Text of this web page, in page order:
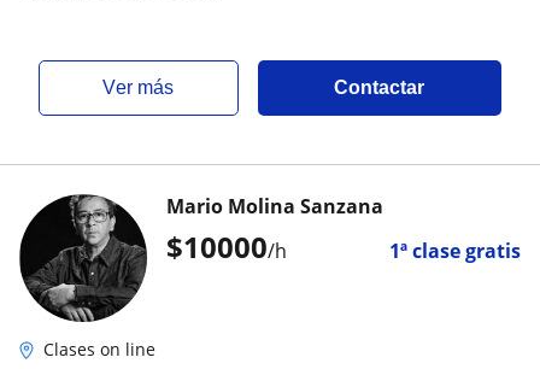
ver más Contactar
$10000/h 1ª clase gratis
Mario Molina Sanzana
Clases on line